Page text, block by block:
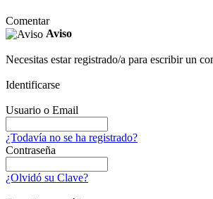
Comentar
Aviso
Necesitas estar registrado/a para escribir un
Identificarse
Usuario o Email
¿Todavía no se ha registrado?
Contraseña
¿Olvidó su Clave?